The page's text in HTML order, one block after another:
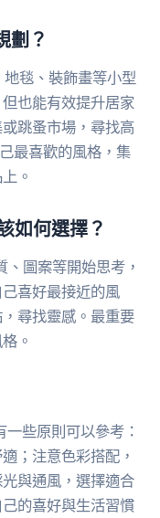
劃？
毯、裝飾畫等小型
也能有效提升居家
跳蚤市場，尋找高
最喜歡的風格，集
。
如何選擇？
圖案等開始思考，
喜好最接近的風
尋找靈感。最重要
。
些原則可以參考：
；注意色彩搭配，
與通風，選擇適合
的喜好與生活習慣